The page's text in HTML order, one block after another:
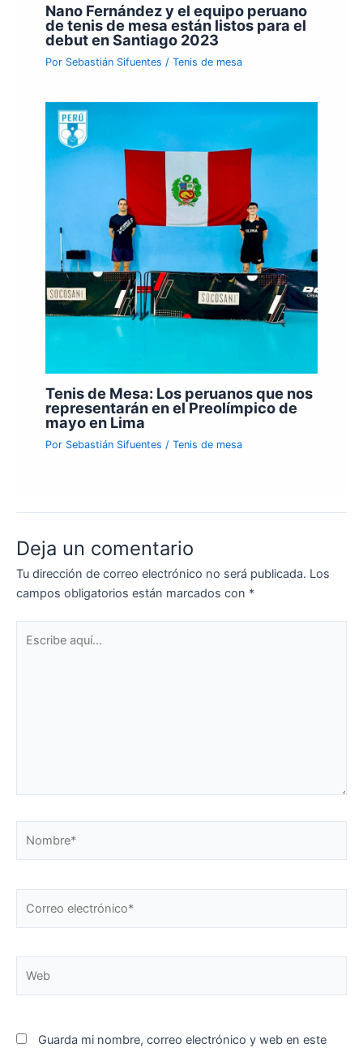
Nano Fernández y el equipo peruano
de tenis de mesa están listos para el
debut en Santiago 2023
Por Sebastián Sifuentes /Tenis de mesa
Tenis de Mesa: Los peruanos que nos
representarán en el Preolímpico de
mayo en Lima
Por Sebastián Sifuentes/Tenis de mesa
Deja un comentario
Tu dirección de correo electrónico no será publicada. Los
campos obligatorios están marcados con *
aquí...
electrónico*
Guarda mi nombre, correo electrónico y web en este